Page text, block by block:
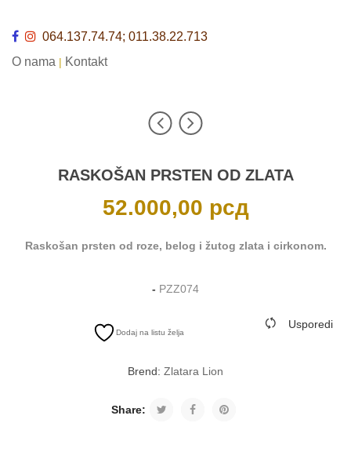
064.137.74.74; 011.38.22.713
O nama | Kontakt
RASKOŠAN PRSTEN OD ZLATA
52.000,00 рсд
Raskošan prsten od roze, belog i žutog zlata i cirkonom.
- PZZ074
Dodaj na listu želja
Usporedi
Brend: Zlatara Lion
Share: